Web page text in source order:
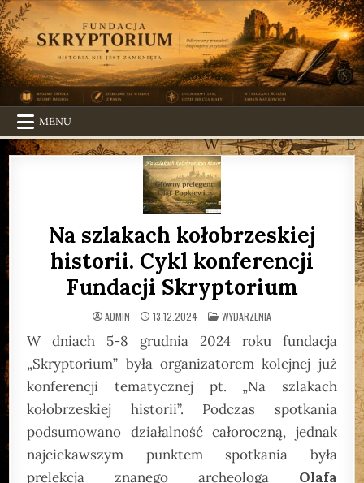
Skip
to
content
MENU
Na szlakach kołobrzeskiej
historii. Cykl konferencji
Fundacji Skryptorium
ADMIN 13.12.2024 POSTED
IN
WYDARZENIA
W dniach 5-8 grudnia 2024 roku fundacja
„Skryptorium” była organizatorem kolejnej już
konferencji tematycznej pt. „Na szlakach
kołobrzeskiej historii”. Podczas spotkania
podsumowano działalność całoroczną, jednak
najciekawszym punktem spotkania była
prelekcja znanego archeologa Olafa